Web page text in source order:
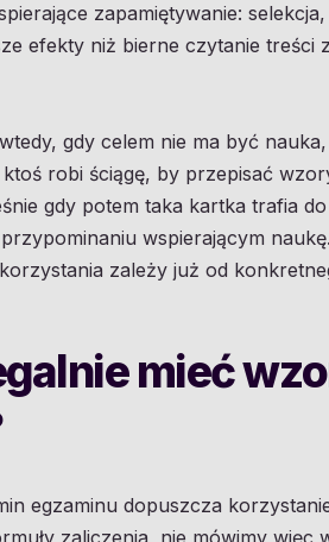
zapamiętywanie:
efekty niż bierne czytanie treści
gdy celem nie ma być
robi ściągę, by przepisać
gdy potem taka kartka trafia
wspierającym
zależy już od
mieć
egzaminu dopuszcza
zaliczenia, nie mówimy więc